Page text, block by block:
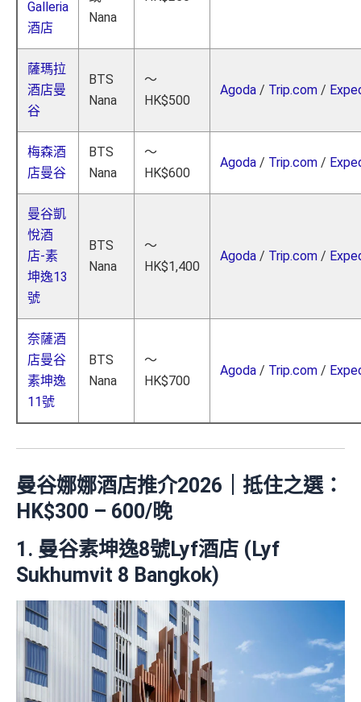
Galleria
酒店
Nana
薩瑪拉
酒店曼
谷
BTS
Nana
～
HK$500
Agoda / Trip.com /
梅森酒
店曼谷
BTS
Nana
～
HK$600
Agoda / Trip.com /
曼谷凱
悅酒
店-素
坤逸13
號
BTS
Nana
～
HK$1,400
Agoda / Trip.com /
奈薩酒
店曼谷
素坤逸
11號
BTS
Nana
～
HK$700
Agoda / Trip.com /
曼谷娜娜酒店推介2026｜抵住之選：
HK$300 – 600/晚
1. 曼谷素坤逸8號Lyf酒店 (Lyf
Sukhumvit 8 Bangkok)